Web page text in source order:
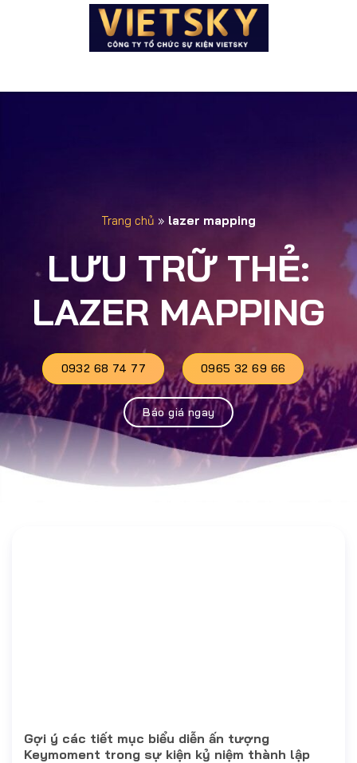
Trang chủ » lazer mapping
LƯU TRỮ THẺ:
LAZER MAPPING
0932 68 74 77 0965 32 69 66
Báo giá ngay
Gợi ý các tiết mục biểu diễn ấn tượng
Keymoment trong sự kiện kỷ niệm thành lập